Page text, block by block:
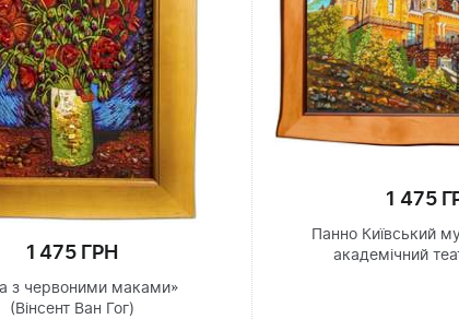
1 475 ГРН
з червоними маками»
(Вінсент Ван Гог)
1 475
Панно Київський
академічний